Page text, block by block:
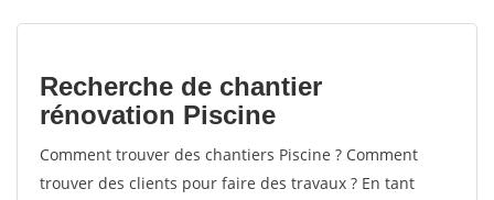
votes
Recherche de chantier
rénovation Piscine
Comment trouver des chantiers Piscine ? Comment
trouver des clients pour faire des travaux ? En tant